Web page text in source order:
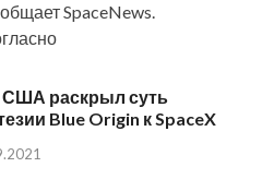
SpaceNews.
раскрыл суть
Blue Origin к SpaceX